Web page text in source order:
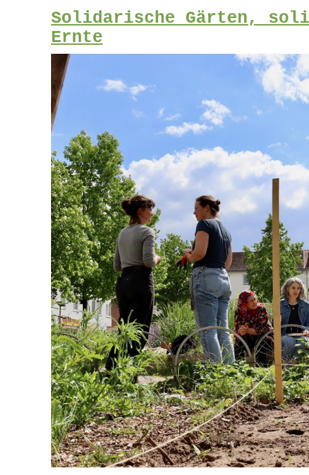
Solidarische Gärten,
Ernte